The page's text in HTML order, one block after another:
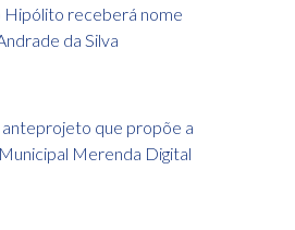
Hipólito receberá nome
da Silva
que propõe a
Merenda Digital